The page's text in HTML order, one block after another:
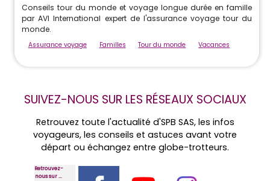
Conseils tour du monde et voyage longue durée en famille
par AVI International expert de l'assurance voyage tour du
monde.
Assurance voyage Familles Tour du monde Vacances
SUIVEZ-NOUS SUR LES RÉSEAUX SOCIAUX
Retrouvez toute l'actualité d'SPB SAS, les infos
voyageurs, les conseils et astuces avant votre
départ ou échangez entre globe-trotteurs.
Retrouvez-
nous sur ...